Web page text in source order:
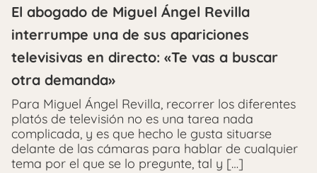
El abogado de Miguel Ángel Revilla
interrumpe una de sus apariciones
televisivas en directo: «Te vas a buscar
otra demanda»
Para Miguel Ángel Revilla, recorrer los diferentes
platós de televisión no es una tarea nada
complicada, y es que hecho le gusta situarse
delante de las cámaras para hablar de cualquier
tema por el que se lo pregunte, tal y […]